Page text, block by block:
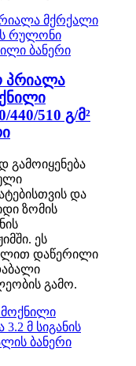
პრიალა
510 გ/მ²
გამოიყენება
და
ზომის
ეს
დაწერილი
გამო.